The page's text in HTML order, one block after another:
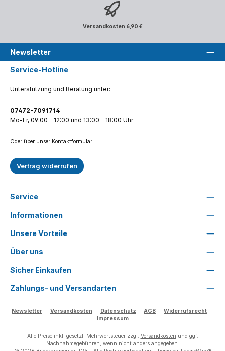
Versandkosten 6,90 €
Newsletter
Service-Hotline
Unterstützung und Beratung unter:
07472-7091714
Mo-Fr, 09:00 - 12:00 und 13:00 - 18:00 Uhr
Oder über unser Kontaktformular.
Vertrag widerrufen
Service
Informationen
Unsere Vorteile
Über uns
Sicher Einkaufen
Zahlungs- und Versandarten
Newsletter Versandkosten Datenschutz AGB
Widerrufsrecht
Impressum
Alle Preise inkl. gesetzl. Mehrwertsteuer zzgl. Versandkosten und ggf.
Nachnahmegebühren, wenn nicht anders angegeben.